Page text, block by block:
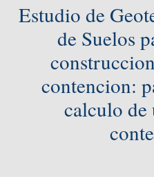
Estudio de
de Suelos
contencion:
calculo de